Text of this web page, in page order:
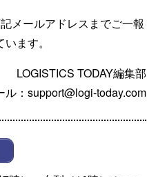
メールアドレスまでご一報
ます。
LOGISTICS TODAY編集部
ル：support@logi-today.com